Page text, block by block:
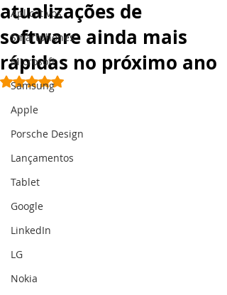
Aplicativos
Smartphones
Microsoft
Samsung
Apple
Porsche Design
Lançamentos
Tablet
Google
LinkedIn
LG
Nokia
atualizações de
software ainda mais
rápidas no próximo ano
Avaliado com NaN de 5 estrelas.